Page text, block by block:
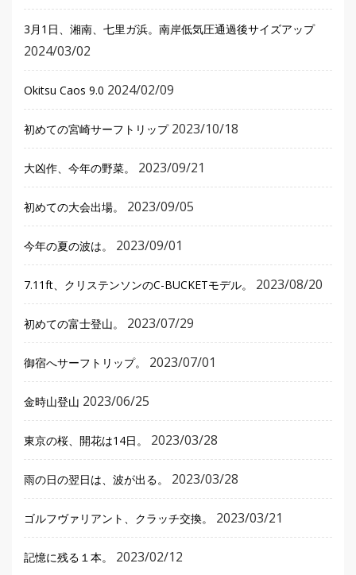
3月1日、湘南、七里ガ浜。南岸低気圧通過後サイズアップ
2024/03/02
Okitsu Caos 9.0 2024/02/09
初めての宮崎サーフトリップ 2023/10/18
大凶作、今年の野菜。 2023/09/21
初めての大会出場。 2023/09/05
今年の夏の波は。 2023/09/01
7.11ft、クリステンソンのC-BUCKETモデル。 2023/08/20
初めての富士登山。 2023/07/29
御宿へサーフトリップ。 2023/07/01
金時山登山 2023/06/25
東京の桜、開花は14日。 2023/03/28
雨の日の翌日は、波が出る。 2023/03/28
ゴルフヴァリアント、クラッチ交換。 2023/03/21
記憶に残る１本。 2023/02/12